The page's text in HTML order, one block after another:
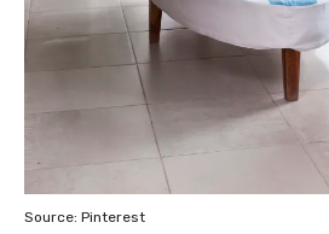
Source: Pinterest